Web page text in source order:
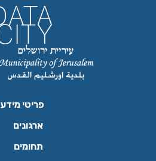
פריטי מידע
ארגונים
תחומים